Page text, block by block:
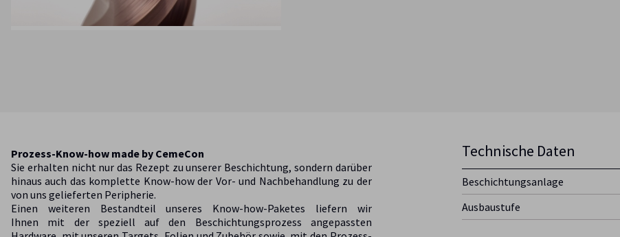
Prozess-Know-how made by CemeCon
Sie erhalten nicht nur das Rezept zu unserer Beschichtung, sondern darüber
hinaus auch das komplette Know-how der Vor- und Nachbehandlung zu der
von uns gelieferten Peripherie.
Einen weiteren Bestandteil unseres Know-how-Paketes liefern wir
Ihnen mit der speziell auf den Beschichtungsprozess angepassten
Technische Daten
Beschichtungsanlage
Ausbaustufe